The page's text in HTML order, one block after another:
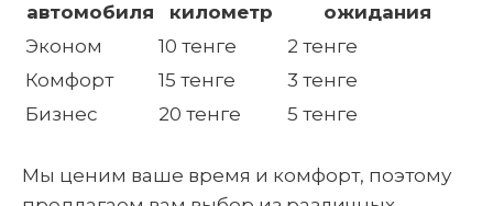
автомобиля
километр
ожидания
Эконом
10 тенге
2 тенге
Комфорт
15 тенге
3 тенге
Бизнес
20 тенге 5 тенге
Мы ценим ваше время и комфорт, поэтому